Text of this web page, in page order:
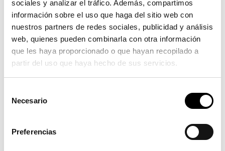
sociales y analizar el tráfico. Además, compartimos
información sobre el uso que haga del sitio web con
nuestros partners de redes sociales, publicidad y análisis
web, quienes pueden combinarla con otra información
que les haya proporcionado o que hayan recopilado a
partir del uso que haya hecho de sus servicios.
Necesario
Preferencias
Martínez, manifiesta que “los conciertos quieren llegar a
todos los públicos. Tenemos una programación muy
variada sin dejar de lado la esencia educativa del
festival.” “En el festival participan artistas de primera
línea mundial. Un hecho que avala su trayectoria
internacional” comenta Salvador Bolón, director
artístico. Junto a Sjaan Oomen también actuará Santa
Vizine, Georgi Anichenko, Anastasya Terenkova o
Bendicte Palco que compartirán escenario con Olatz
Ruiz de Gordejuela, Paco Varoch, Joan Enric Lluna, Ander